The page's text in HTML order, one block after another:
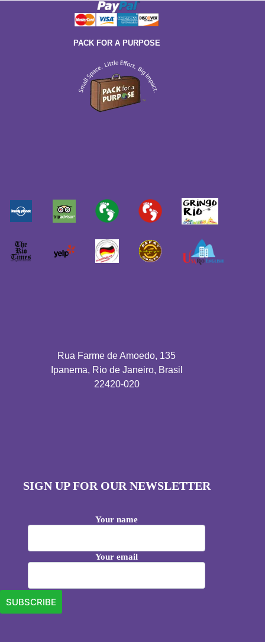
PACK FOR A PURPOSE
Rua Farme de Amoedo, 135
Ipanema, Rio de Janeiro, Brasil
22420-020
SIGN UP FOR OUR NEWSLETTER
Your name
Your email